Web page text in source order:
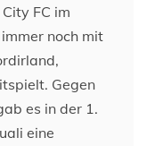
FC im
noch mit
Gegen
es in der 1.
eine